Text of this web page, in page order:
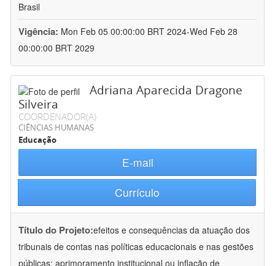
Brasil
Vigência: Mon Feb 05 00:00:00 BRT 2024-Wed Feb 28
00:00:00 BRT 2029
Adriana Aparecida Dragone
Silveira
COORDENADOR(A)
CIÊNCIAS HUMANAS
Educação
E-mail
Currículo
Título do Projeto:efeitos e consequências da atuação dos
tribunais de contas nas políticas educacionais e nas gestões
públicas: aprimoramento institucional ou inflação de